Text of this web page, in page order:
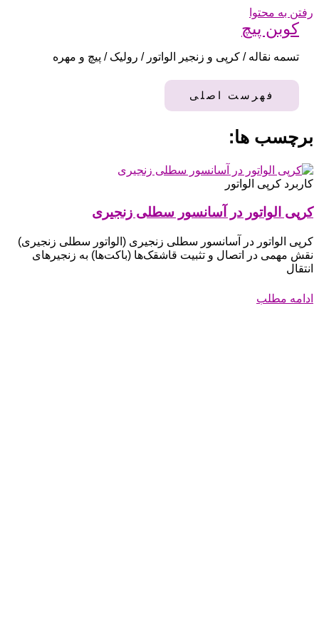
رفتن به محتوا
کوبن پیچ
تسمه نقاله / کرپی و زنجیر الواتور / رولیک / پیچ و مهره
فهرست اصلی
برچسب ها:
کاربرد کرپی الواتور
کرپی الواتور در آسانسور سطلی زنجیری
کرپی الواتور در آسانسور سطلی زنجیری (الواتور سطلی زنجیری)
نقش مهمی در اتصال و تثبیت قاشقک‌ها (باکت‌ها) به زنجیرهای
انتقال
ادامه مطلب